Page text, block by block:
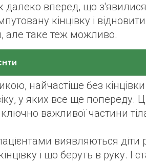
далеко вперед, що
кінцівку і
але таке теж можливо.
найчастіше без
у яких все ще
важливої частини
виявляються діти
і що беруть в руку. І